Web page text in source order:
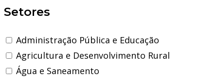
Setores
Administração Pública e Educação
Agricultura e Desenvolvimento Rural
Água e Saneamento